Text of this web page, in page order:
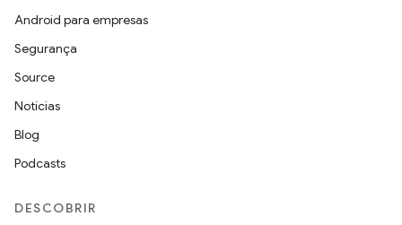
Android para empresas
Segurança
Source
Notícias
Blog
Podcasts
DESCOBRIR